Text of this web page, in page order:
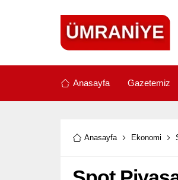
Anasayfa Gazetemiz
Anasayfa Ekonomi